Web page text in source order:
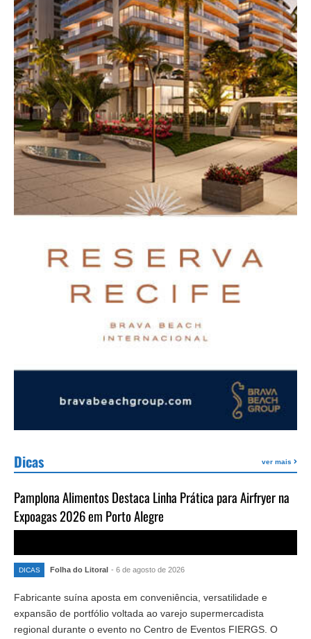
Dicas ver mais
Pamplona Alimentos Destaca Linha Prática para Airfryer na
Expoagas 2026 em Porto Alegre
DICAS Folha do Litoral - 6 de agosto de 2026
Fabricante suína aposta em conveniência, versatilidade e
expansão de portfólio voltada ao varejo supermercadista
regional durante o evento no Centro de Eventos FIERGS. O